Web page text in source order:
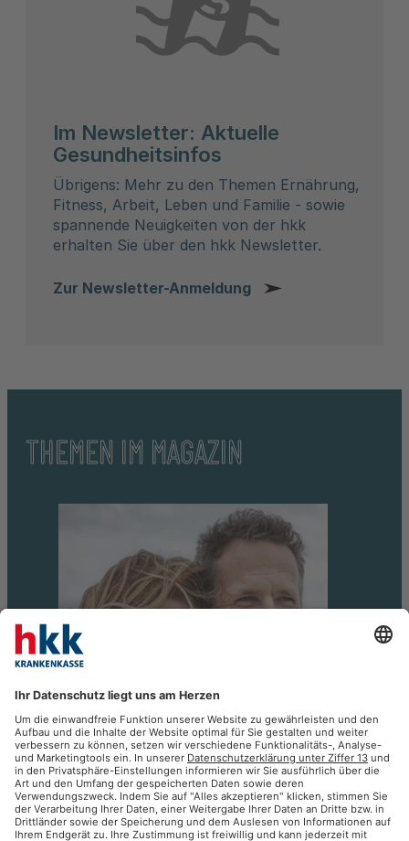
Im Newsletter: Aktuelle
Gesundheitsinfos
Übrigens: Mehr zu den Themen Ernährung,
Fitness, Arbeit, Leben und Familie - sowie
spannende Neuigkeiten von der hkk
erhalten Sie über den hkk Newsletter.
Zur Newsletter-Anmeldung
THEMEN IM MAGAZIN